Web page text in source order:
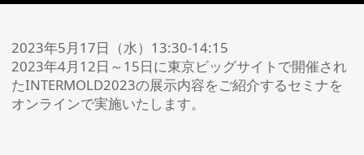
2023年5月17日（水）13:30-14:15
2023年4月12日～15日に東京ビッグサイトで開催され
たINTERMOLD2023の展示内容をご紹介するセミナを
オンラインで実施いたします。